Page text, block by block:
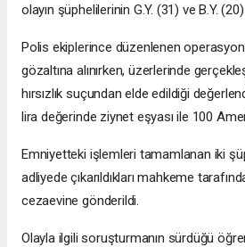
olayın şüphelilerinin G.Y. (31) ve B.Y.
Polis ekiplerince düzenlenen
gözaltına alınırken, üzerlerinde
hırsızlık suçundan elde edildiği
lira değerinde ziynet eşyası ile 100
Emniyetteki işlemleri tamamlanan iki
adliyede çıkarıldıkları mahkeme
cezaevine gönderildi.
Olayla ilgili soruşturmanın sürdüğü